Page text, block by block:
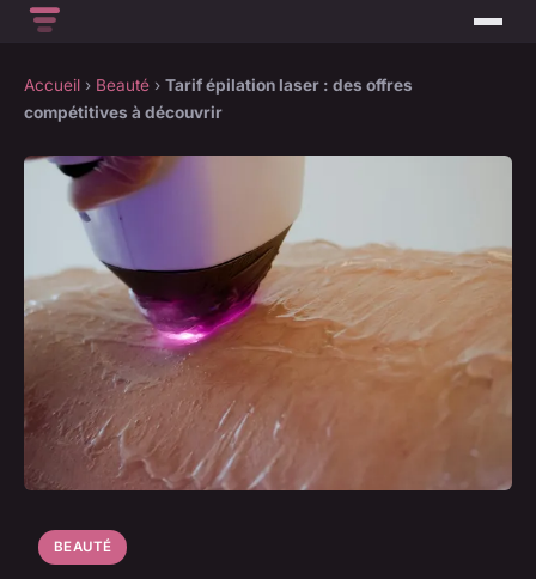
Accueil › Beauté › Tarif épilation laser : des offres
compétitives à découvrir
BEAUTÉ